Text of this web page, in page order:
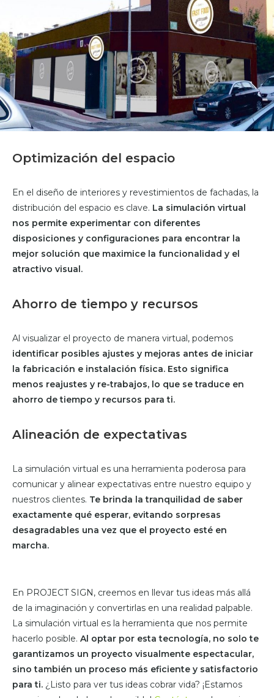
Optimización del espacio
En el diseño de interiores y revestimientos de fachadas, la
distribución del espacio es clave. La simulación virtual
nos permite experimentar con diferentes
disposiciones y configuraciones para encontrar la
mejor solución que maximice la funcionalidad y el
atractivo visual.
Ahorro de tiempo y recursos
Al visualizar el proyecto de manera virtual, podemos
identificar posibles ajustes y mejoras antes de iniciar
la fabricación e instalación física. Esto significa
menos reajustes y re-trabajos, lo que se traduce en
ahorro de tiempo y recursos para ti.
Alineación de expectativas
La simulación virtual es una herramienta poderosa para
comunicar y alinear expectativas entre nuestro equipo y
nuestros clientes. Te brinda la tranquilidad de saber
exactamente qué esperar, evitando sorpresas
desagradables una vez que el proyecto esté en
marcha.
En PROJECT SIGN, creemos en llevar tus ideas más allá
de la imaginación y convertirlas en una realidad palpable.
La simulación virtual es la herramienta que nos permite
hacerlo posible. Al optar por esta tecnología, no solo te
garantizamos un proyecto visualmente espectacular,
sino también un proceso más eficiente y satisfactorio
para ti. ¿Listo para ver tus ideas cobrar vida? ¡Estamos